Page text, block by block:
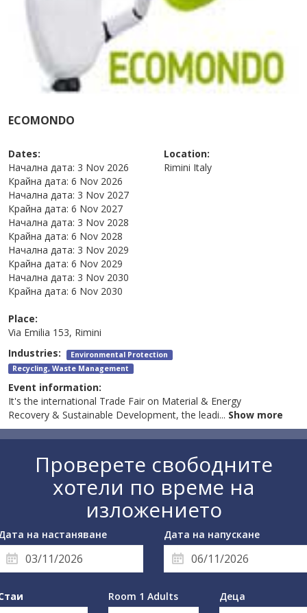
ECOMONDO
Dates:
Начална дата: 3 Nov 2026
Крайна дата: 6 Nov 2026
Начална дата: 3 Nov 2027
Крайна дата: 6 Nov 2027
Начална дата: 3 Nov 2028
Крайна дата: 6 Nov 2028
Начална дата: 3 Nov 2029
Крайна дата: 6 Nov 2029
Начална дата: 3 Nov 2030
Крайна дата: 6 Nov 2030
Location:
Rimini Italy
Place:
Via Emilia 153, Rimini
Industries: Environmental Protection
Recycling, Waste Management
Event information:
It's the international Trade Fair on Material & Energy
Recovery & Sustainable Development, the leadi... Show more
Проверете свободните
хотели по време на
изложението
на настаняване Дата на напускане
Room 1 Adults Деца